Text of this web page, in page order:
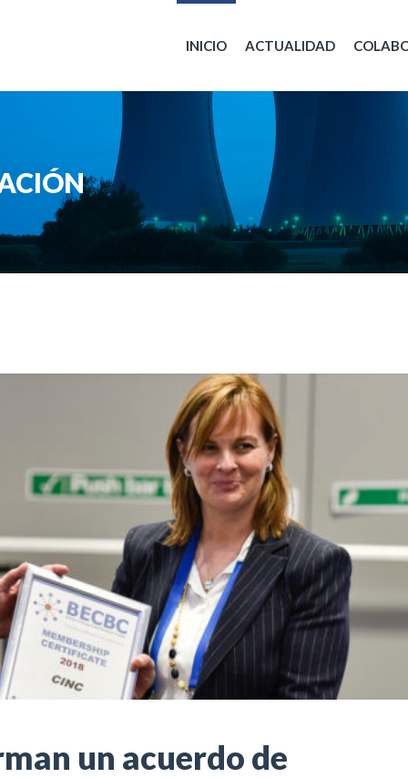
INICIO ACTUALIDAD
un acuerdo de